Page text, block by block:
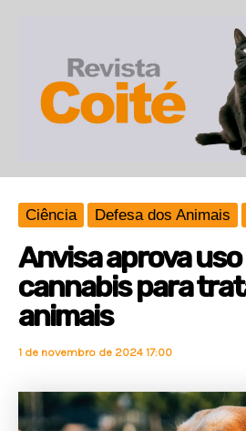
conteúdo
Ciência Defesa dos Animais
Anvisa aprova uso
cannabis para
animais
1 de novembro de 2024 17:00